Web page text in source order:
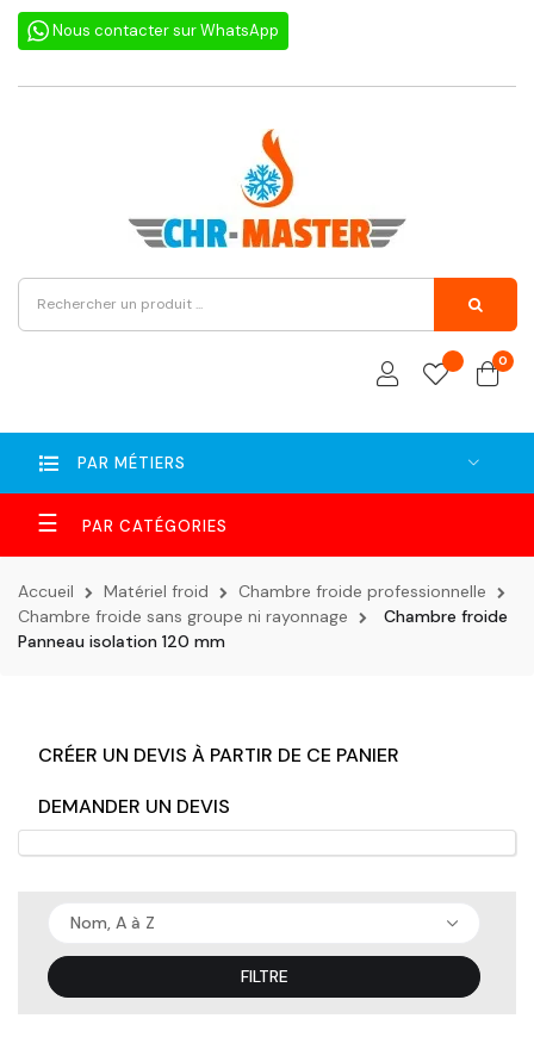
Nous contacter sur WhatsApp
0
PAR MÉTIERS
Basculer
la
navigation
☰
Accueil Matériel froid
Chambre froide professionnelle
Chambre froide sans groupe ni rayonnage
Chambre froide
Panneau isolation 120 mm
CRÉER UN DEVIS À PARTIR DE CE PANIER
DEMANDER UN DEVIS
Nom, A à Z
FILTRE